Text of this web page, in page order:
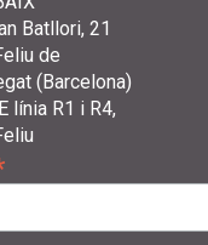
Batllori, 21
de
(Barcelona)
línia R1 i R4,